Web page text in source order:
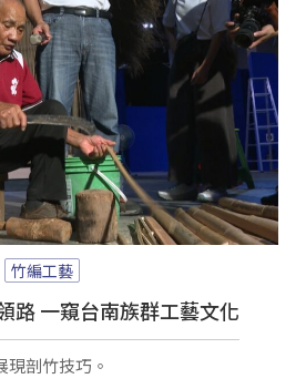
竹編工藝
路 一窺台南族群工藝文化
現剖竹技巧。